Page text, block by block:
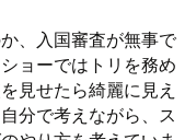
、入国審査が無事で
ョーではトリを務め
見せたら綺麗に見え
分で考えながら、ス